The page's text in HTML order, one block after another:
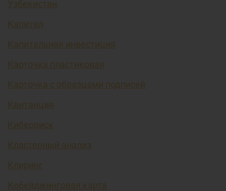
Узбекистан
Капитал
Капитальная инвестиция
Карточка пластиковая
Карточка с образцами подписей
Квитанция
Киберриск
Кластерный анализ
Клиринг
Кобейджинговая карта